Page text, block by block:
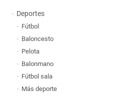
Deportes
Fútbol
Baloncesto
Pelota
Balonmano
Fútbol sala
Más deporte